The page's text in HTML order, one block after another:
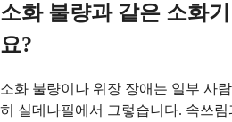
소화 불량과 같은 소화
요?
소화 불량이나 위장 장애는 일부 사
히 실데나필에서 그렇습니다. 속쓰